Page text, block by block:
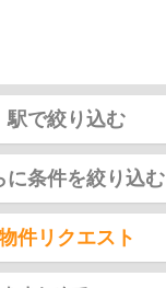
駅で絞り込む
に条件を絞り込む
件リクエスト